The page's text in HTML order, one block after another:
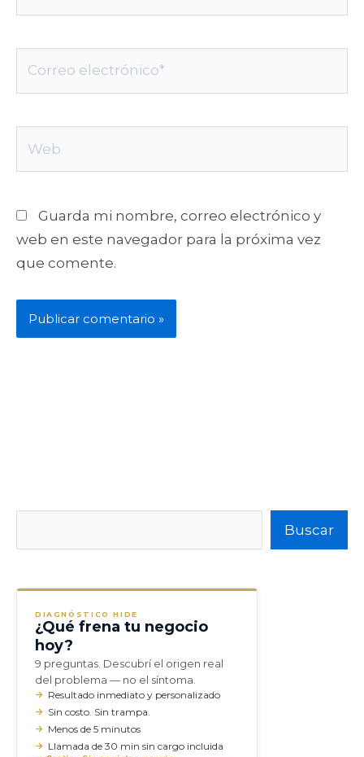
Guarda mi nombre, correo electrónico y
web en este navegador para la próxima vez
que comente.
Buscar
DIAGNÓSTICO HIDE
¿Qué frena tu negocio
hoy?
9 preguntas. Descubrí el origen real
del problema — no el síntoma.
Resultado inmediato y personalizado
Sin costo. Sin trampa.
Menos de 5 minutos
Llamada de 30 min sin cargo incluida